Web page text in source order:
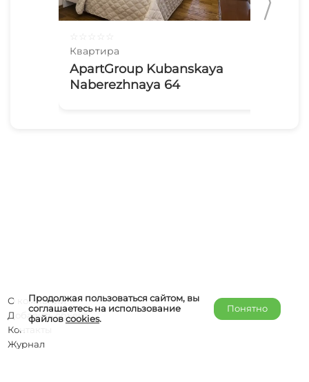
Квартира
ApartGroup Kubanskaya
Naberezhnaya 64
Продолжая пользоваться сайтом, вы
соглашаетесь на использование
файловcookies.
Понятно
О компании
Добавить объект
Контакты
Журнал